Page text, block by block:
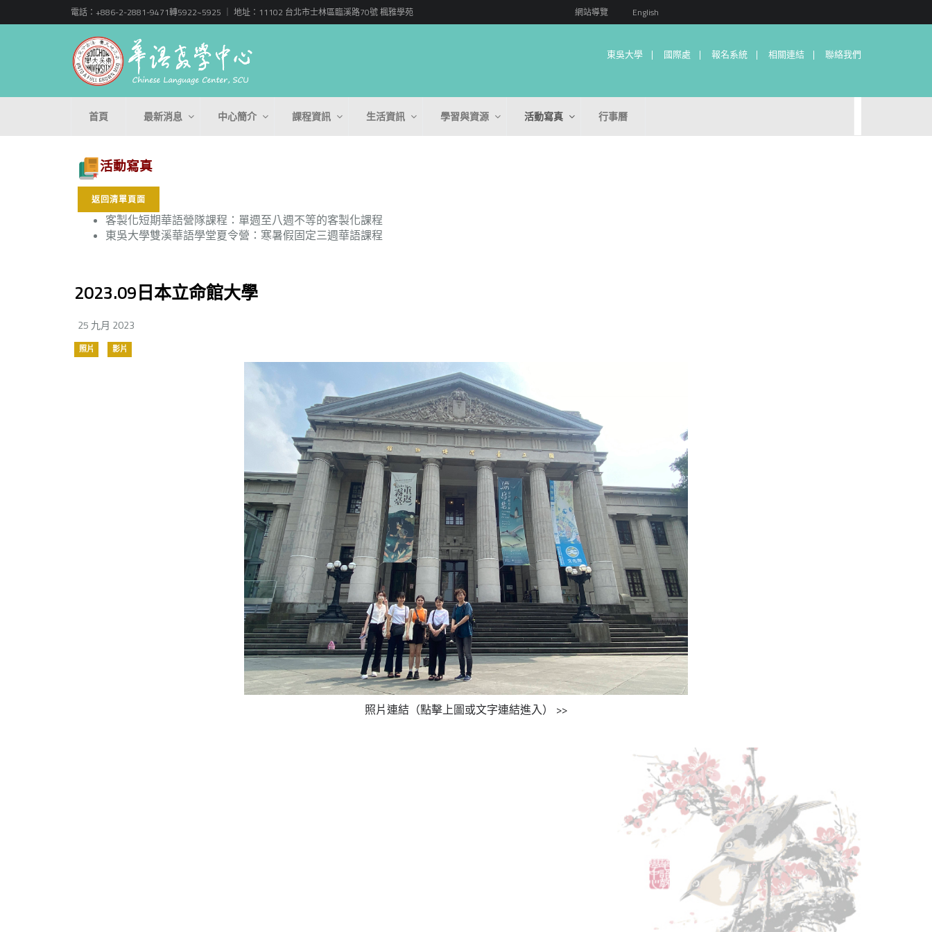
電話：+886-2-2881-9471轉5922~5925 ｜ 地址：11102 台北市士林區臨溪路70號 楓雅學苑 網站導覽 English
東吳大學 國際處 報名系統 相關連結 聯絡我們
首頁 最新消息 中心簡介 課程資訊 生活資訊 學習與資源 活動寫真 行事曆
活動寫真
返回清單頁面
客製化短期華語營隊課程：單週至八週不等的客製化課程
東吳大學雙溪華語學堂夏令營：寒暑假固定三週華語課程
2023.09日本立命館大學
25 九月 2023
照片 影片
照片連結（點擊上圖或文字連結進入） >>